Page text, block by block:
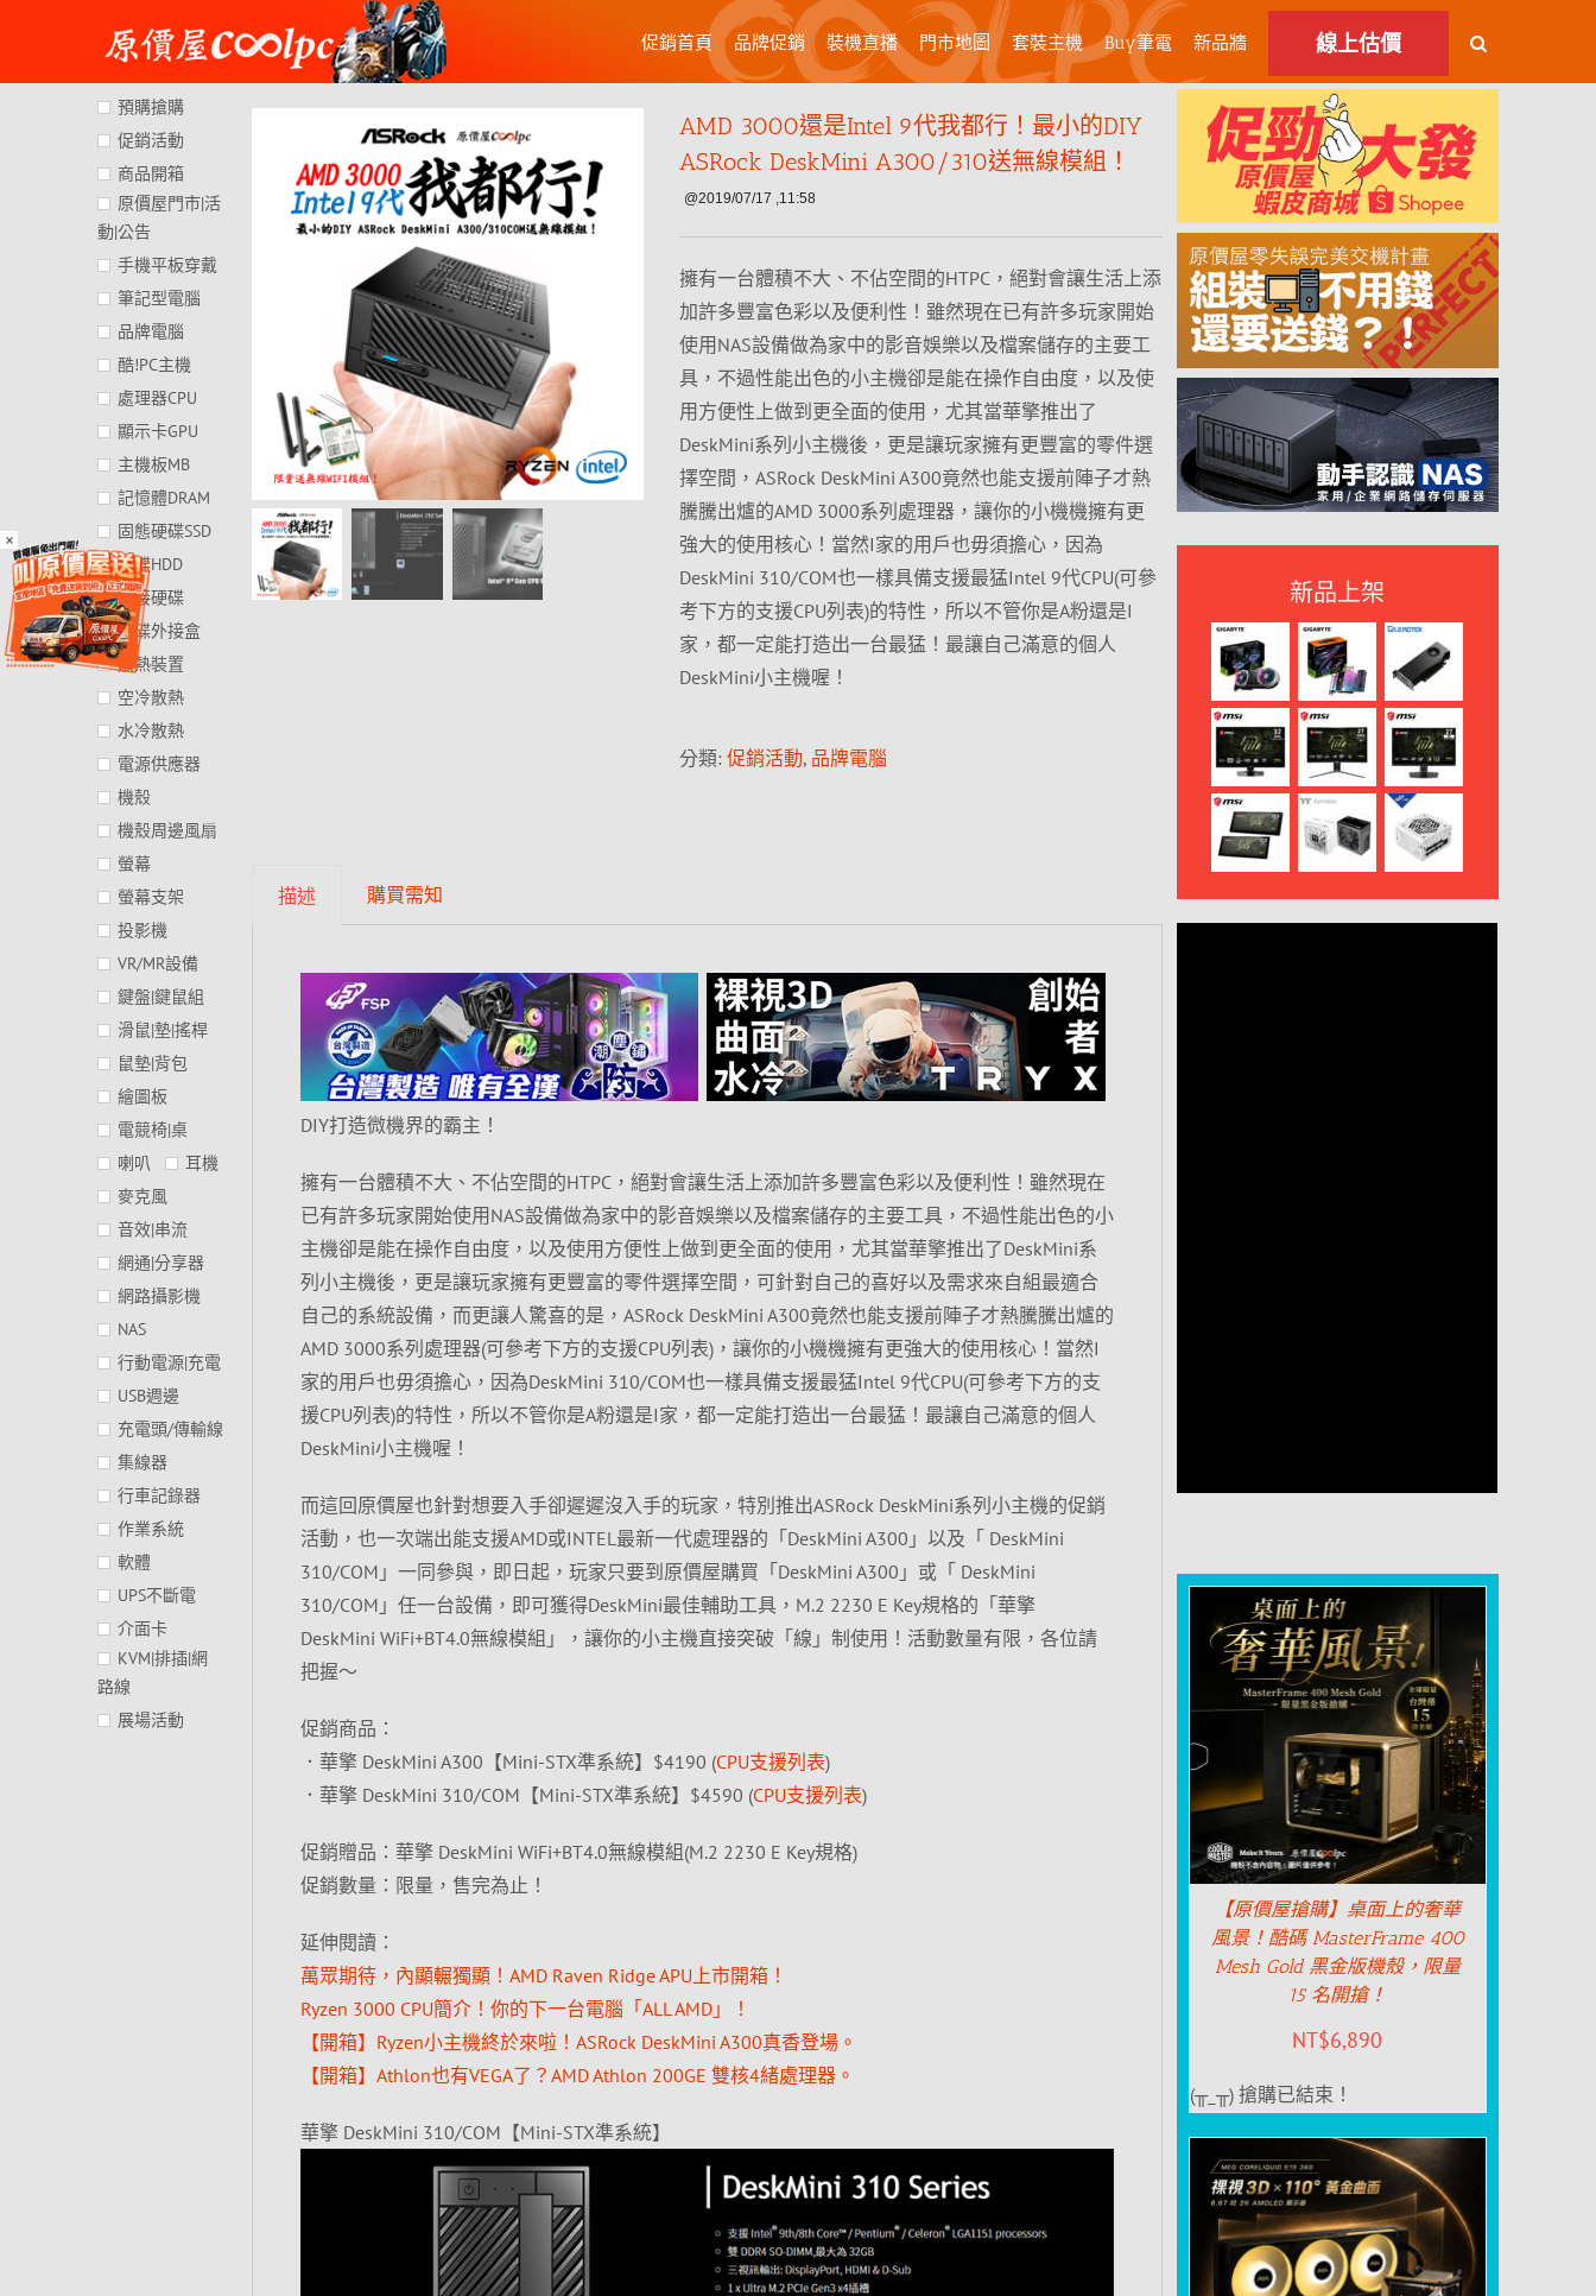
×
content
促銷首頁 品牌促銷 裝機直播 門市地圖 套裝主機 Buy筆電 新品牆 線上估價
AMD 3000還是Intel 9代我都行！最小的DIY
ASRock DeskMini A300/310送無線模組！
@2019/07/17 ,11:58
擁有一台體積不大、不佔空間的HTPC，絕對會讓生活上添
加許多豐富色彩以及便利性！雖然現在已有許多玩家開始
使用NAS設備做為家中的影音娛樂以及檔案儲存的主要工
具，不過性能出色的小主機卻是能在操作自由度，以及使
用方便性上做到更全面的使用，尤其當華擎推出了
DeskMini系列小主機後，更是讓玩家擁有更豐富的零件選
擇空間，ASRock DeskMini A300竟然也能支援前陣子才熱
騰騰出爐的AMD 3000系列處理器，讓你的小機機擁有更
強大的使用核心！當然I家的用戶也毋須擔心，因為
DeskMini 310/COM也一樣具備支援最猛Intel 9代CPU(可參
考下方的支援CPU列表)的特性，所以不管你是A粉還是I
家，都一定能打造出一台最猛！最讓自己滿意的個人
DeskMini小主機喔！
分類: 促銷活動, 品牌電腦
描述 購買需知
DIY打造微機界的霸主！
擁有一台體積不大、不佔空間的HTPC，絕對會讓生活上添加許多豐富色彩以及便利性！雖然現在
已有許多玩家開始使用NAS設備做為家中的影音娛樂以及檔案儲存的主要工具，不過性能出色的小
主機卻是能在操作自由度，以及使用方便性上做到更全面的使用，尤其當華擎推出了DeskMini系
列小主機後，更是讓玩家擁有更豐富的零件選擇空間，可針對自己的喜好以及需求來自組最適合
自己的系統設備，而更讓人驚喜的是，ASRock DeskMini A300竟然也能支援前陣子才熱騰騰出爐的
AMD 3000系列處理器(可參考下方的支援CPU列表)，讓你的小機機擁有更強大的使用核心！當然I
家的用戶也毋須擔心，因為DeskMini 310/COM也一樣具備支援最猛Intel 9代CPU(可參考下方的支
援CPU列表)的特性，所以不管你是A粉還是I家，都一定能打造出一台最猛！最讓自己滿意的個人
DeskMini小主機喔！
而這回原價屋也針對想要入手卻遲遲沒入手的玩家，特別推出ASRock DeskMini系列小主機的促銷
活動，也一次端出能支援AMD或INTEL最新一代處理器的「DeskMini A300」以及「 DeskMini
310/COM」一同參與，即日起，玩家只要到原價屋購買「DeskMini A300」或「 DeskMini
310/COM」任一台設備，即可獲得DeskMini最佳輔助工具，M.2 2230 E Key規格的「華擎
DeskMini WiFi+BT4.0無線模組」，讓你的小主機直接突破「線」制使用！活動數量有限，各位請
把握～
促銷商品：
．華擎 DeskMini A300【Mini-STX準系統】$4190 (CPU支援列表)
．華擎 DeskMini 310/COM【Mini-STX準系統】$4590 (CPU支援列表)
促銷贈品：華擎 DeskMini WiFi+BT4.0無線模組(M.2 2230 E Key規格)
促銷數量：限量，售完為止！
延伸閱讀：
萬眾期待，內顯輾獨顯！AMD Raven Ridge APU上市開箱！
Ryzen 3000 CPU簡介！你的下一台電腦「ALL AMD」！
【開箱】Ryzen小主機終於來啦！ASRock DeskMini A300真香登場。
【開箱】Athlon也有VEGA了？AMD Athlon 200GE 雙核4緒處理器。
華擎 DeskMini 310/COM【Mini-STX準系統】
預購搶購
促銷活動
商品開箱
原價屋門市|活
動|公告
手機平板穿戴
筆記型電腦
品牌電腦
酷!PC主機
處理器CPU
顯示卡GPU
主機板MB
記憶體DRAM
固態硬碟SSD
硬碟HDD
外接硬碟
硬碟外接盒
散熱裝置
空冷散熱
水冷散熱
電源供應器
機殼
機殼周邊風扇
螢幕
螢幕支架
投影機
VR/MR設備
鍵盤|鍵鼠組
滑鼠|墊|搖桿
鼠墊|背包
繪圖板
電競椅|桌
喇叭
耳機
麥克風
音效|串流
網通|分享器
網路攝影機
NAS
行動電源|充電
USB週邊
充電頭/傳輸線
集線器
行車記錄器
作業系統
軟體
UPS不斷電
介面卡
KVM|排插|網
路線
展場活動
新品上架
【原價屋搶購】桌面上的奢華
風景！酷碼 MasterFrame 400
Mesh Gold 黑金版機殼，限量
15 名開搶！
NT$6,890
(╥_╥) 搶購已結束！